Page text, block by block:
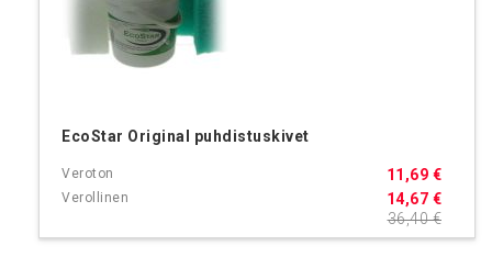
EcoStar Original puhdistuskivet
14,67 €
11,69 €
36,40 €